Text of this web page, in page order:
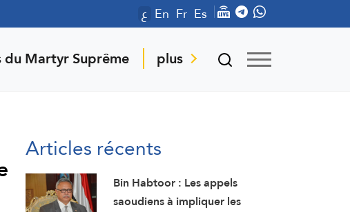
ع En Fr Es
du Martyr Suprême plus
Articles récents
Bin Habtoor : Les appels
saoudiens à impliquer les